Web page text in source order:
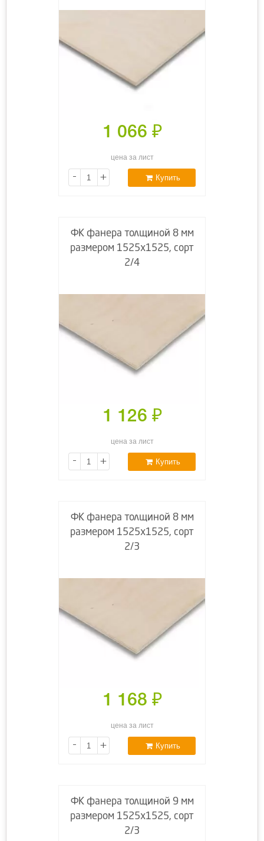
1 066 ₽
цена за лист
- + Купить
ФК фанера толщиной 8 мм
размером 1525х1525, сорт
2/4
1 126 ₽
цена за лист
- + Купить
ФК фанера толщиной 8 мм
размером 1525х1525, сорт
2/3
1 168 ₽
цена за лист
- + Купить
ФК фанера толщиной 9 мм
размером 1525х1525, сорт
2/3